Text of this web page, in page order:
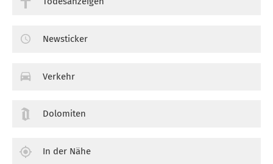
Newsticker
Verkehr
Dolomiten
In der Nähe